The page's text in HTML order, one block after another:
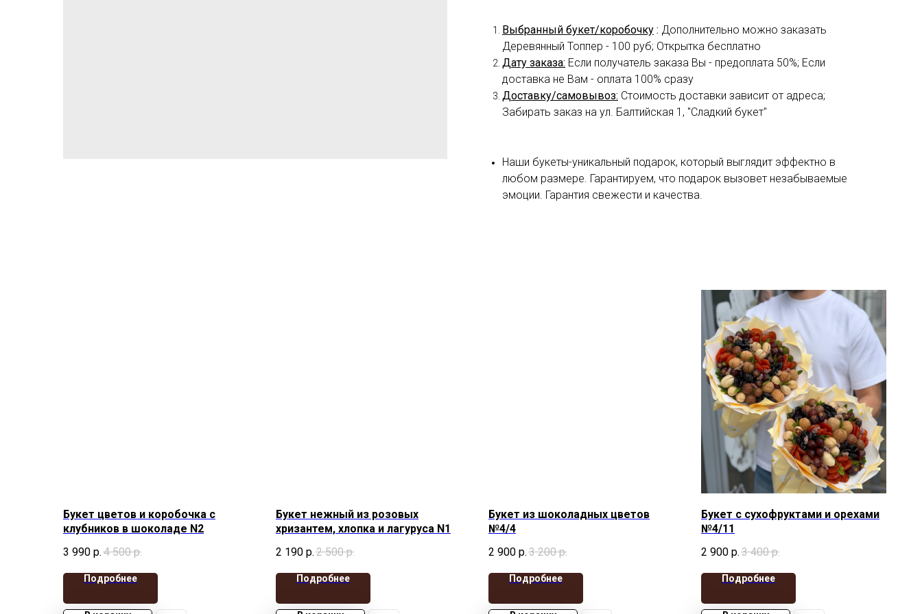
Выбранный букет/коробочку : Дополнительно можно заказать
Деревянный Топпер - 100 руб; Открытка бесплатно
Дату заказа: Если получатель заказа Вы - предоплата 50%; Если
доставка не Вам - оплата 100% сразу
Доставку/самовывоз: Стоимость доставки зависит от адреса;
Забирать заказ на ул. Балтийская 1, "Сладкий букет"
Наши букеты-уникальный подарок, который выглядит эффектно в
любом размере. Гарантируем, что подарок вызовет незабываемые
эмоции. Гарантия свежести и качества.
Букет цветов и коробочка с
клубников в шоколаде N2
3 990 р. 4 500 р.
Подробнее
Букет нежный из розовых
хризантем, хлопка и лагуруса N1
2 190 р. 2 500 р.
Подробнее
Букет из шоколадных цветов
№4/4
2 900 р. 3 200 р.
Подробнее
Букет с сухофруктами и орехами
№4/11
2 900 р. 3 400 р.
Подробнее